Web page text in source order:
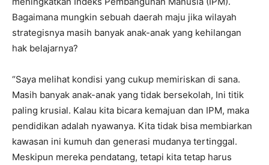
Bagaimana mungkin sebuah daerah maju jika wilayah
strategisnya masih banyak anak-anak yang kehilangan
hak belajarnya?
“Saya melihat kondisi yang cukup memiriskan di sana.
Masih banyak anak-anak yang tidak bersekolah, Ini titik
paling krusial. Kalau kita bicara kemajuan dan IPM, maka
pendidikan adalah nyawanya. Kita tidak bisa membiarkan
kawasan ini kumuh dan generasi mudanya tertinggal.
Meskipun mereka pendatang, tetapi kita tetap harus